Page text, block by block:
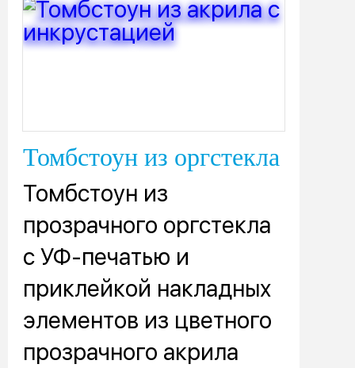
Томбстоун из оргстекла
Томбстоун из
прозрачного оргстекла
с УФ-печатью и
приклейкой накладных
элементов из цветного
прозрачного акрила